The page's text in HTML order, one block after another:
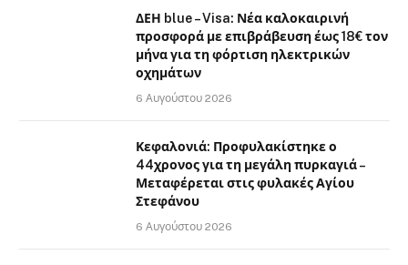
ΔΕΗ blue – Visa: Νέα καλοκαιρινή
προσφορά με επιβράβευση έως 18€ τον
μήνα για τη φόρτιση ηλεκτρικών
οχημάτων
6 Αυγούστου 2026
Κεφαλονιά: Προφυλακίστηκε ο
44χρονος για τη μεγάλη πυρκαγιά –
Μεταφέρεται στις φυλακές Αγίου
Στεφάνου
6 Αυγούστου 2026